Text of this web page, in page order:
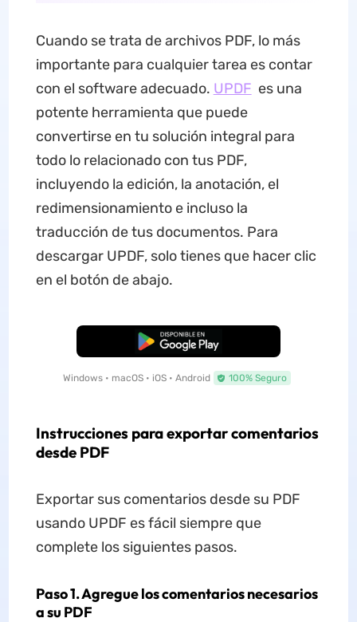
Cuando se trata de archivos PDF, lo más
importante para cualquier tarea es contar
con el software adecuado. UPDF es una
potente herramienta que puede
convertirse en tu solución integral para
todo lo relacionado con tus PDF,
incluyendo la edición, la anotación, el
redimensionamiento e incluso la
traducción de tus documentos. Para
descargar UPDF, solo tienes que hacer clic
en el botón de abajo.
Descarga Gratuita
Windows • macOS • iOS • Android 100% Seguro
Instrucciones para exportar comentarios
desde PDF
Exportar sus comentarios desde su PDF
usando UPDF es fácil siempre que
complete los siguientes pasos.
Paso 1. Agregue los comentarios necesarios
a su PDF